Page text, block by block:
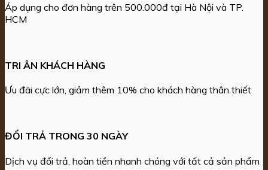
Áp dụng cho đơn hàng trên 500.000đ tại Hà Nội và TP.
HCM
TRI ÂN KHÁCH HÀNG
Ưu đãi cực lớn, giảm thêm 10% cho khách hàng thân thiết
ĐỔI TRẢ TRONG 30 NGÀY
Dịch vụ đổi trả, hoàn tiền nhanh chóng với tất cả sản phẩm